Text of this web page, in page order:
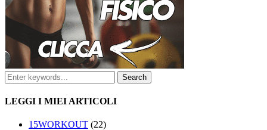
LEGGI I MIEI ARTICOLI
15WORKOUT (22)